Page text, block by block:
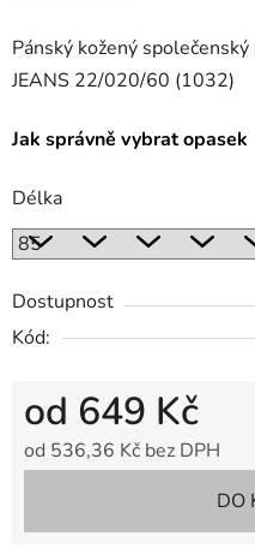
Pánský kožený společenský
JEANS 22/020/60 (1032)
Jak správně vybrat opasek
Délka
Dostupnost
Kód:
od 649 Kč
od 536,36 Kč bez DPH
DO